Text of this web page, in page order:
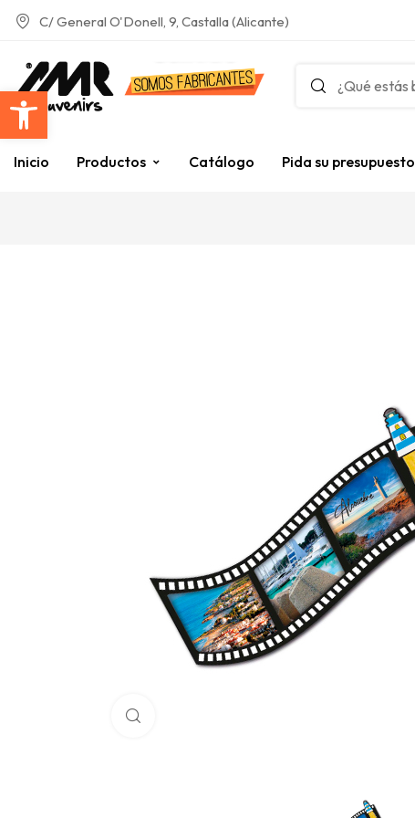
Abrir barra de herramientas
C/ General O'Donell, 9, Castalla (Alicante)
Inicio Productos Catálogo Pida su presupuesto